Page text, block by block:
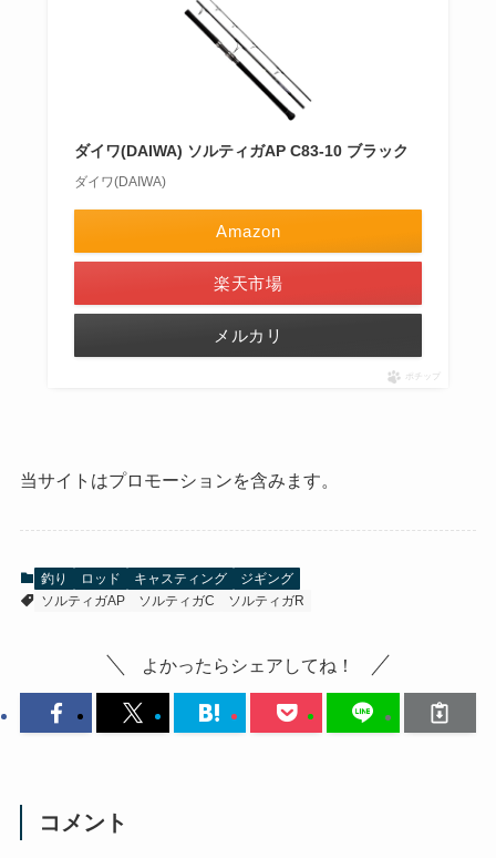
ダイワ(DAIWA) ソルティガAP C83-10 ブラック
ダイワ(DAIWA)
Amazon
楽天市場
メルカリ
ポチップ
当サイトはプロモーションを含みます。
釣り ロッド キャスティング
ジギング
ソルティガAP
ソルティガC ソルティガR
よかったらシェアしてね！
コメント